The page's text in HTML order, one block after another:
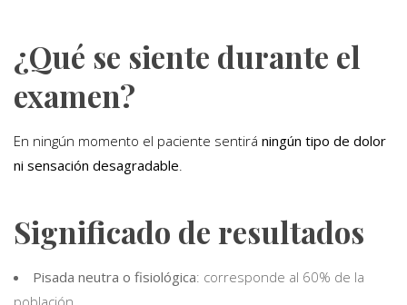
¿Qué se siente durante el
examen?
En ningún momento el paciente sentirá ningún tipo de dolor
ni sensación desagradable.
Significado de resultados
Pisada neutra o fisiológica: corresponde al 60% de la